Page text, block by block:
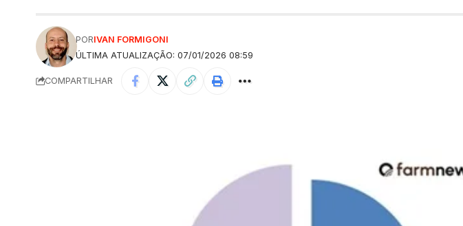
ÚLTIMA ATUALIZAÇÃO: 07/01/2026 08:59
PORIVAN FORMIGONI
COMPARTILHAR